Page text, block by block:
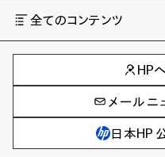
全てのコンテンツ
AIの進化と活用事例
製品トレンド & レビュー
教育とテクノロジー
ハイブリッドワーク
HP
メールニ
日本HP